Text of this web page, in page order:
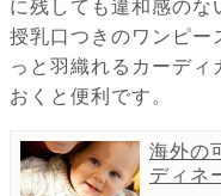
に残しても違和感のな
授乳口つきのワンピー
っと羽織れるカーディ
おくと便利です。
海外の
ディネ